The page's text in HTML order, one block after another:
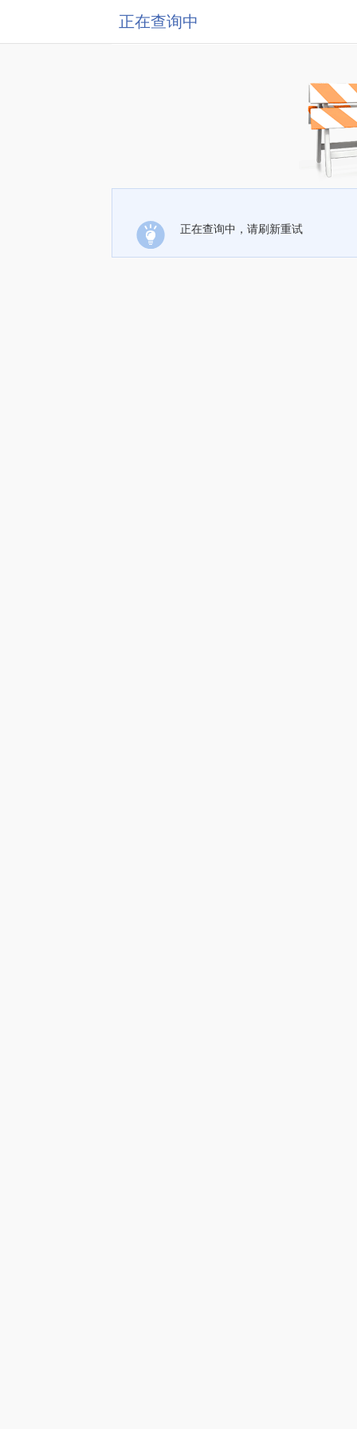
正在查询中
正在查询中，请刷新重试